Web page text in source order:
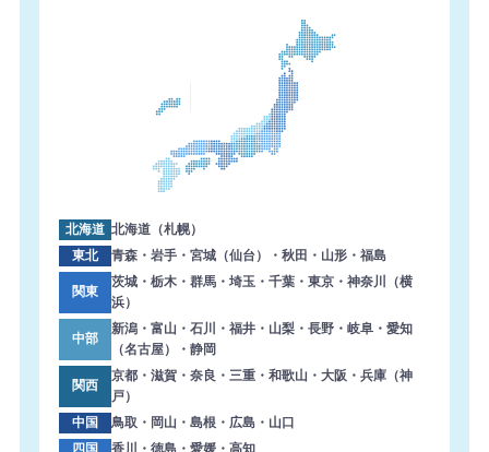
北海道 北海道（札幌）
東北
青森・岩手・宮城（仙台）・秋田・山形・福島
関東
茨城・栃木・群馬・埼玉・千葉・東京・神奈川（横
浜）
中部
新潟・富山・石川・福井・山梨・長野・岐阜・愛知
（名古屋）・静岡
関西
京都・滋賀・奈良・三重・和歌山・大阪・兵庫（神
戸）
中国
鳥取・岡山・島根・広島・山口
四国
香川・徳島・愛媛・高知